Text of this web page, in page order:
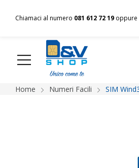
Chiamaci al numero 081 612 72 19 oppure
HOME Chi siamo Shop
Home Numeri Facili SIM